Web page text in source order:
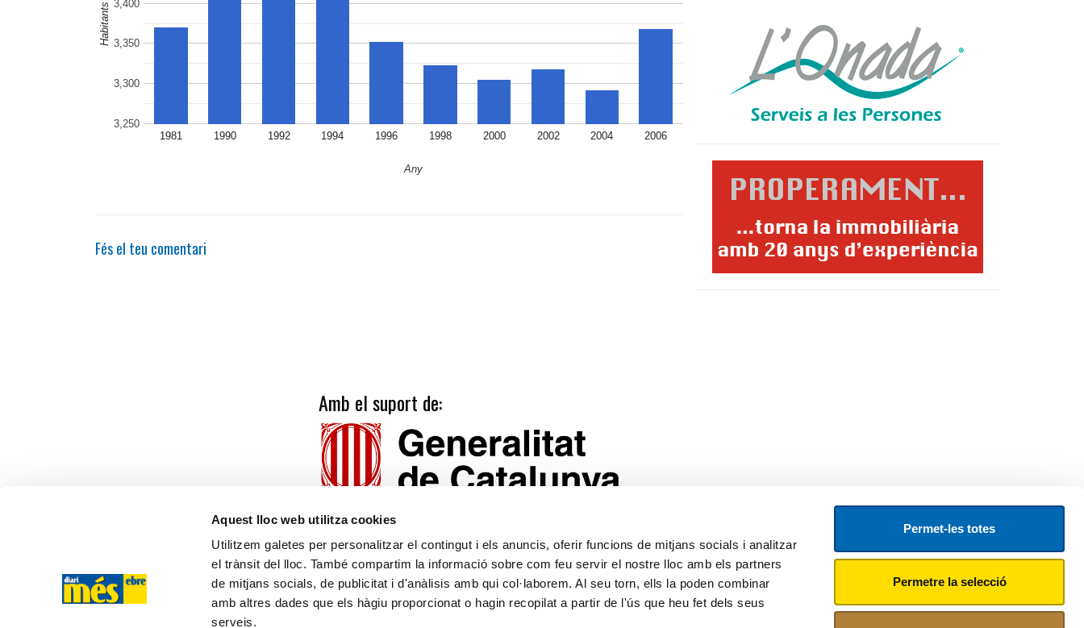
Aquest lloc web utilitza cookies
Utilitzem galetes per personalitzar el contingut i els anuncis, oferir funcions de mitjans socials i analitzar
el trànsit del lloc. També compartim la informació sobre com feu servir el nostre lloc amb els partners
de mitjans socials, de publicitat i d'anàlisis amb qui col·laborem. Al seu torn, ells la poden combinar
amb altres dades que els hàgiu proporcionat o hagin recopilat a partir de l'ús que heu fet dels seus
serveis.
Permet-les totes
Permetre la selecció
1981 1990 1992 1994 1996 1998 2000 2002 2004 2006
3,250
3,300
3,350
3,400
Any
Habitants
Fés el teu comentari
Amb el suport de:
més ebre
C/ Cervantes, 13, 43500 - Tortosa (TARRAGONA)
Tarifes
Calendari publicacions